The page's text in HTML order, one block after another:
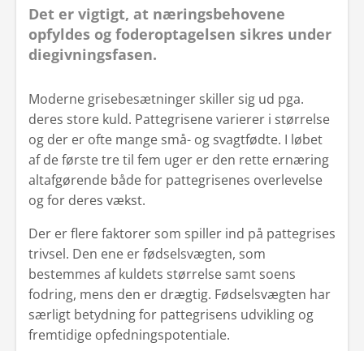
Det er vigtigt, at næringsbehovene
opfyldes og foderoptagelsen sikres under
diegivningsfasen.
Moderne grisebesætninger skiller sig ud pga.
deres store kuld. Pattegrisene varierer i størrelse
og der er ofte mange små- og svagtfødte. I løbet
af de første tre til fem uger er den rette ernæring
altafgørende både for pattegrisenes overlevelse
og for deres vækst.
Der er flere faktorer som spiller ind på pattegrises
trivsel. Den ene er fødselsvægten, som
bestemmes af kuldets størrelse samt soens
fodring, mens den er drægtig. Fødselsvægten har
særligt betydning for pattegrisens udvikling og
fremtidige opfedningspotentiale.